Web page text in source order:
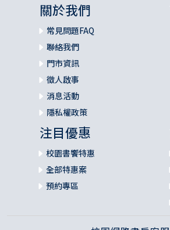
關於我們
常見問題FAQ
聯絡我們
門市資訊
徵人啟事
消息活動
隱私權政策
注目優惠
校園書饗特惠
全部特惠案
預約專區